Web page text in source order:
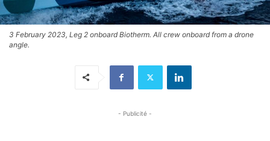
3 February 2023, Leg 2 onboard Biotherm. All crew onboard from a drone
angle.
- Publicité -